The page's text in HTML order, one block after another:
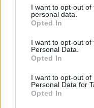
I want to opt-out
personal data.
Opted In
I want to opt-out of
Personal Data.
Opted In
I want to opt-out of
Personal Data for
Opted In